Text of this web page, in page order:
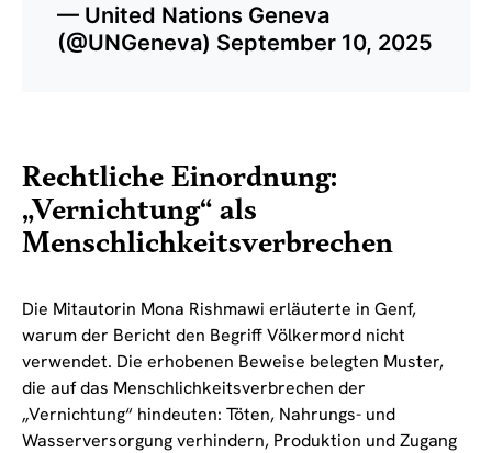
— United Nations Geneva
(@UNGeneva) September 10, 2025
Rechtliche Einordnung:
„Vernichtung“ als
Menschlichkeitsverbrechen
Die Mitautorin Mona Rishmawi erläuterte in Genf,
warum der Bericht den Begriff Völkermord nicht
verwendet. Die erhobenen Beweise belegten Muster,
die auf das Menschlichkeitsverbrechen der
„Vernichtung“ hindeuten: Töten, Nahrungs- und
Wasserversorgung verhindern, Produktion und Zugang